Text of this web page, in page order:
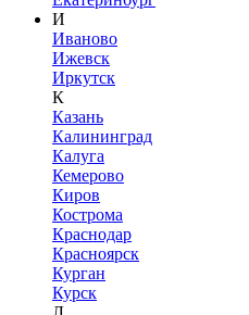
И
Иваново
Ижевск
Иркутск
К
Казань
Калининград
Калуга
Кемерово
Киров
Кострома
Краснодар
Красноярск
Курган
Курск